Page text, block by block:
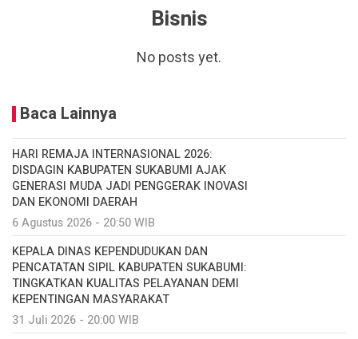
Bisnis
No posts yet.
Baca Lainnya
HARI REMAJA INTERNASIONAL 2026:
DISDAGIN KABUPATEN SUKABUMI AJAK
GENERASI MUDA JADI PENGGERAK INOVASI
DAN EKONOMI DAERAH
6 Agustus 2026 - 20:50 WIB
KEPALA DINAS KEPENDUDUKAN DAN
PENCATATAN SIPIL KABUPATEN SUKABUMI:
TINGKATKAN KUALITAS PELAYANAN DEMI
KEPENTINGAN MASYARAKAT
31 Juli 2026 - 20:00 WIB